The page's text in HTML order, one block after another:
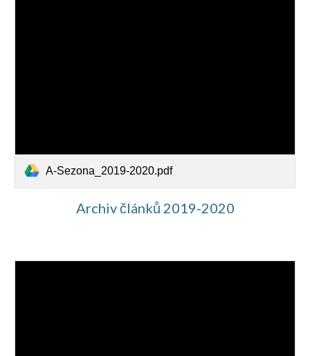
A-Sezona_2019-2020.pdf
Archiv článků 2019-2020